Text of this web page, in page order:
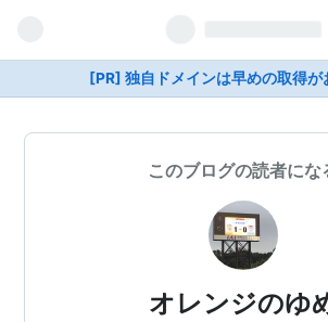
[PR] 独自ドメインは早めの取得が
このブログの読者にな
オレンジのゆ